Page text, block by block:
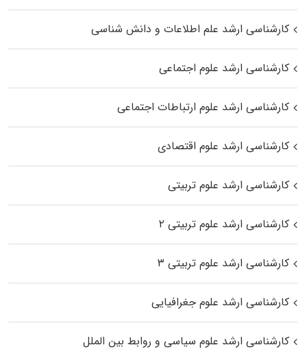
کارشناسی ارشد علم اطلاعات و دانش شناسی
کارشناسی ارشد علوم اجتماعی
کارشناسی ارشد علوم ارتباطات اجتماعی
کارشناسی ارشد علوم اقتصادی
کارشناسی ارشد علوم تربیتی
کارشناسی ارشد علوم تربیتی ۲
کارشناسی ارشد علوم تربیتی ۳
کارشناسی ارشد علوم جغرافیایی
کارشناسی ارشد علوم سیاسی و روابط بین الملل